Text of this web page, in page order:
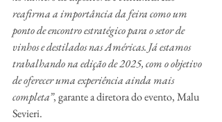
reafirma a importância da feira como um
ponto de encontro estratégico para o setor de
vinhos e destilados nas Américas. Já estamos
trabalhando na edição de 2025, com o objetivo
de oferecer uma experiência ainda mais
completa”, garante a diretora do evento, Malu
Sevieri.